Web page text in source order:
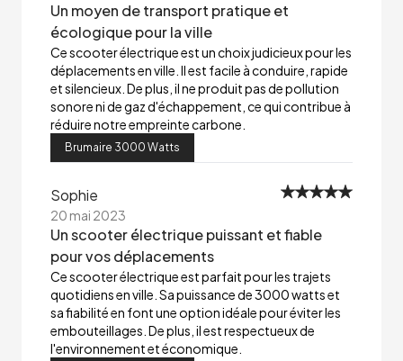
Un moyen de transport pratique et
écologique pour la ville
Ce scooter électrique est un choix judicieux pour les
déplacements en ville. Il est facile à conduire, rapide
et silencieux. De plus, il ne produit pas de pollution
sonore ni de gaz d'échappement, ce qui contribue à
réduire notre empreinte carbone.
Brumaire 3000 Watts
Sophie
20 mai 2023
Un scooter électrique puissant et fiable
pour vos déplacements
Ce scooter électrique est parfait pour les trajets
quotidiens en ville. Sa puissance de 3000 watts et
sa fiabilité en font une option idéale pour éviter les
embouteillages. De plus, il est respectueux de
l'environnement et économique.